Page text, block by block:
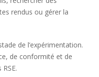
rendus ou gérer la
de l’expérimentation.
de conformité et de